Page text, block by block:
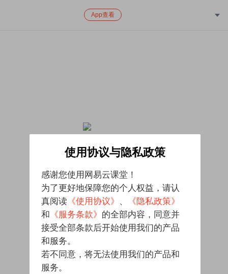
App查看
使用协议与隐私政策
感谢您使用网易云课堂！
为了更好地保障您的个人权益，请认
真阅读 《使用协议》 、
《隐私政策》
和 《服务条款》 的全部内容，同意并
接受全部条款后开始使用我们的产品
和服务。
若不同意，将无法使用我们的产品和
服务。